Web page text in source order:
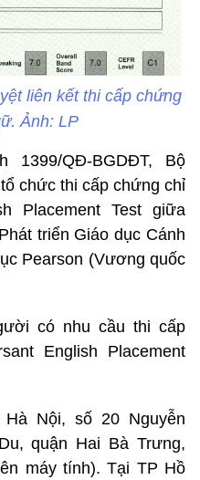
liên kết thi cấp chứng
Ảnh: LP
1399/QĐ-BGDĐT, Bộ
chức thi cấp chứng chỉ
Placement Test giữa
triển Giáo dục Cánh
Pearson (Vương quốc
có nhu cầu thi cấp
English Placement
Nội, số 20 Nguyễn
quận Hai Bà Trưng,
máy tính). Tại TP Hồ